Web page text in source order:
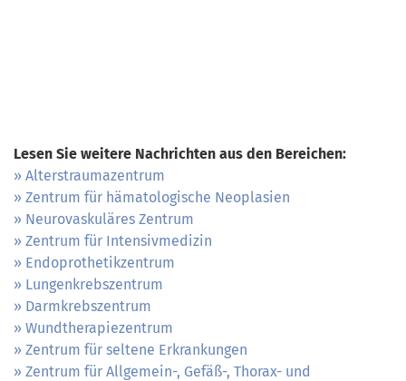
Lesen Sie weitere Nachrichten aus den Bereichen:
Alterstraumazentrum
Zentrum für hämatologische Neoplasien
Neurovaskuläres Zentrum
Zentrum für Intensivmedizin
Endoprothetikzentrum
Lungenkrebszentrum
Darmkrebszentrum
Wundtherapiezentrum
Zentrum für seltene Erkrankungen
Zentrum für Allgemein-, Gefäß-, Thorax- und